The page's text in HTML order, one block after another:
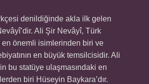
denildiğinde akla ilk gelen
Ali Şir Nevâyî, Türk
en önemli isimlerinden biri ve
en büyük temsilcisidir. Ali
bu statüye ulaşmasındaki en
biri Hüseyin Baykara’dır.